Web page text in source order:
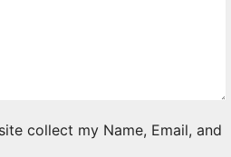
collect my Name, Email, and